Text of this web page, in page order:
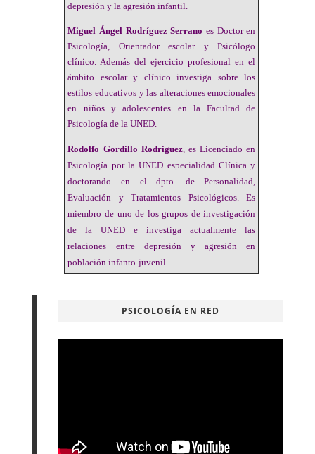
depresión y la agresión infantil.
Miguel Ángel Rodríguez Serrano es Doctor en
Psicología, Orientador escolar y Psicólogo
clínico. Además del ejercicio profesional en el
ámbito escolar y clínico investiga sobre los
estilos educativos y las alteraciones emocionales
en niños y adolescentes en la Facultad de
Psicología de la UNED.
Rodolfo Gordillo Rodriguez, es Licenciado en
Psicología por la UNED especialidad Clínica y
doctorando en el dpto. de Personalidad,
Evaluación y Tratamientos Psicológicos. Es
miembro de uno de los grupos de investigación
de la UNED e investiga actualmente las
relaciones entre depresión y agresión en
población infanto-juvenil.
PSICOLOGÍA EN RED